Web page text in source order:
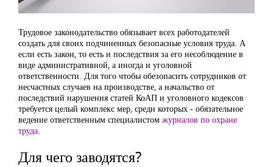
Трудовое законодательство обязывает всех работодателей
создать для своих подчиненных безопасные условия труда. А
если есть закон, то есть и последствия за его несоблюдение в
виде административной, а иногда и уголовной
ответственности. Для того чтобы обезопасить сотрудников от
несчастных случаев на производстве, а начальство от
последствий нарушения статей КоАП и уголовного кодексов
требуется целый комплекс мер, среди которых - обязательное
ведение ответственным специалистом журналов по охране
труда.
Для чего заводятся?